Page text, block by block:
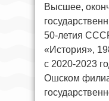
Высшее,
50-летия
«История»,
с 2020-2023
Ошском